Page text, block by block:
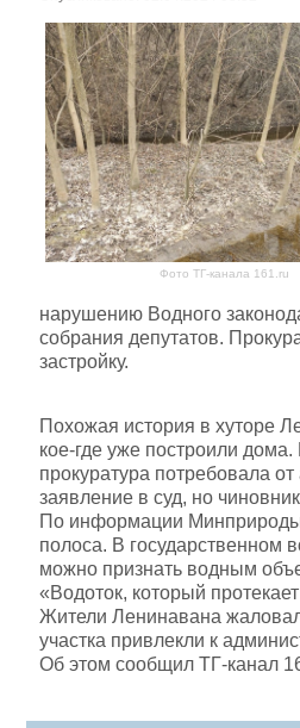
Фото ТГ-канала 161.ru
нарушению Водного
собрания депутатов.
застройку.
Похожая история в хуторе
кое-где уже построили
прокуратура потребовала
заявление в суд, но
По информации Минприроды,
полоса. В государственном
можно признать водным
«Водоток, который
Жители Ленинавана
участка привлекли к
Об этом сообщил ТГ-канал